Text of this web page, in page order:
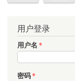
用户登录
用户名 *
密码*